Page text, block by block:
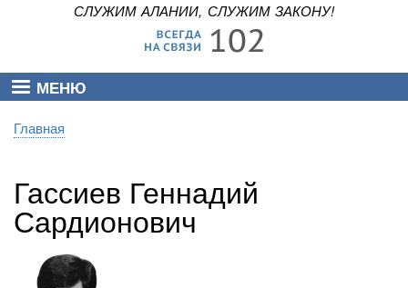
СЛУЖИМ АЛАНИИ, СЛУЖИМ ЗАКОНУ!
МЕНЮ
Строка
Главная
Гассиев Геннадий
Сардионович